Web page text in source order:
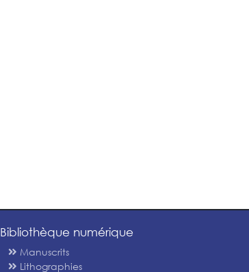
Bibliothèque numérique
Manuscrits
Lithographies